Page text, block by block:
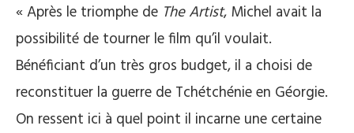
« Après le triomphe de The Artist, Michel avait la
possibilité de tourner le film qu’il voulait.
Bénéficiant d’un très gros budget, il a choisi de
reconstituer la guerre de Tchétchénie en Géorgie.
On ressent ici à quel point il incarne une certaine